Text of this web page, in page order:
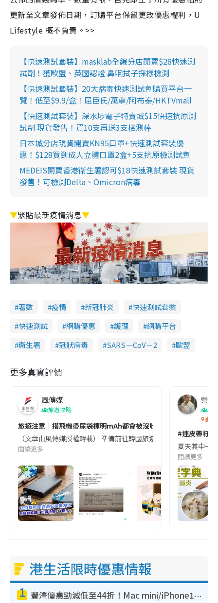
更新至文章發佈日期，訂購平台保留更改優惠權利，U
Lifestyle 概不負責。>>
【快速測試套裝】masklab全線分店開賣$28快速測
試劑！獲歐盟、英國認證 鼻咽拭子採樣檢測
【快速測試套裝】20大病毒快速測試劑購買平台一
覽！低至$9.9/盒！屈臣氏/萬寧/阿布泰/HKTVmall
【快速測試套裝】深水埗電子特賣城$15快速抗原測
試劑 現貨發售！買10支再送3支檢測棒
日本城分店現貨開賣KN95口罩+快速測試套裝優
惠！$128買到成人立體口罩2盒+5支抗原檢測試劑
MEDEIS開賣香港衛生署認可$18快速測試套裝 現貨
發售！可檢測Delta、Omicron病毒
▼緊貼最新疫情消息▼
著數 疫情 新冠肺炎
快速測試套裝
快速測試
網購優惠 護理
網購平台
衞生署
冠狀病毒 SARS－CoV－2 歐盟
更多真實評價
風傳媒
旅遊攻略
旅遊注意｜搭飛機帶尿袋標明mAh都會被沒收😱出發前切記檢查
（文章由風傳媒授權轉載） 準備前往韓國旅遊的民眾，近期要
閱讀更多
營養
香港
#連皮帶籽
夏天其中一
閱讀更多
港生活限時優惠情報
1 豐澤優惠勁減低至44折！Mac mini/iPhone17Pro大減價！廚房家電$220起